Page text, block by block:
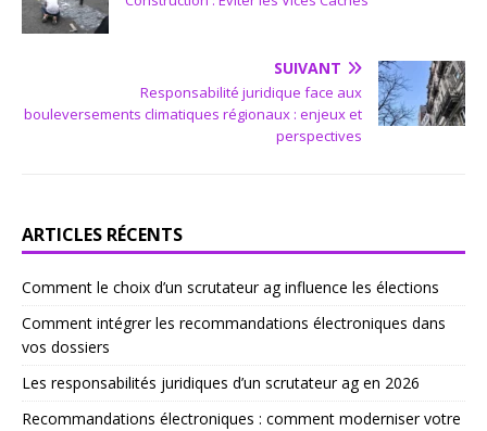
SUIVANT
Responsabilité juridique face aux
bouleversements climatiques régionaux : enjeux et
perspectives
ARTICLES RÉCENTS
Comment le choix d’un scrutateur ag influence les élections
Comment intégrer les recommandations électroniques dans
vos dossiers
Les responsabilités juridiques d’un scrutateur ag en 2026
Recommandations électroniques : comment moderniser votre